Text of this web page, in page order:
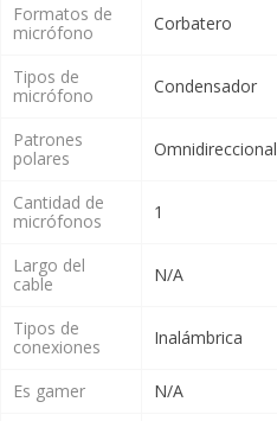
Formatos de
micrófono
Corbatero
Tipos de
micrófono
Condensador
Patrones
polares
Omnidireccional
Cantidad de
micrófonos
1
Largo del
cable
N/A
Tipos de
conexiones
Inalámbrica
Es gamer
N/A